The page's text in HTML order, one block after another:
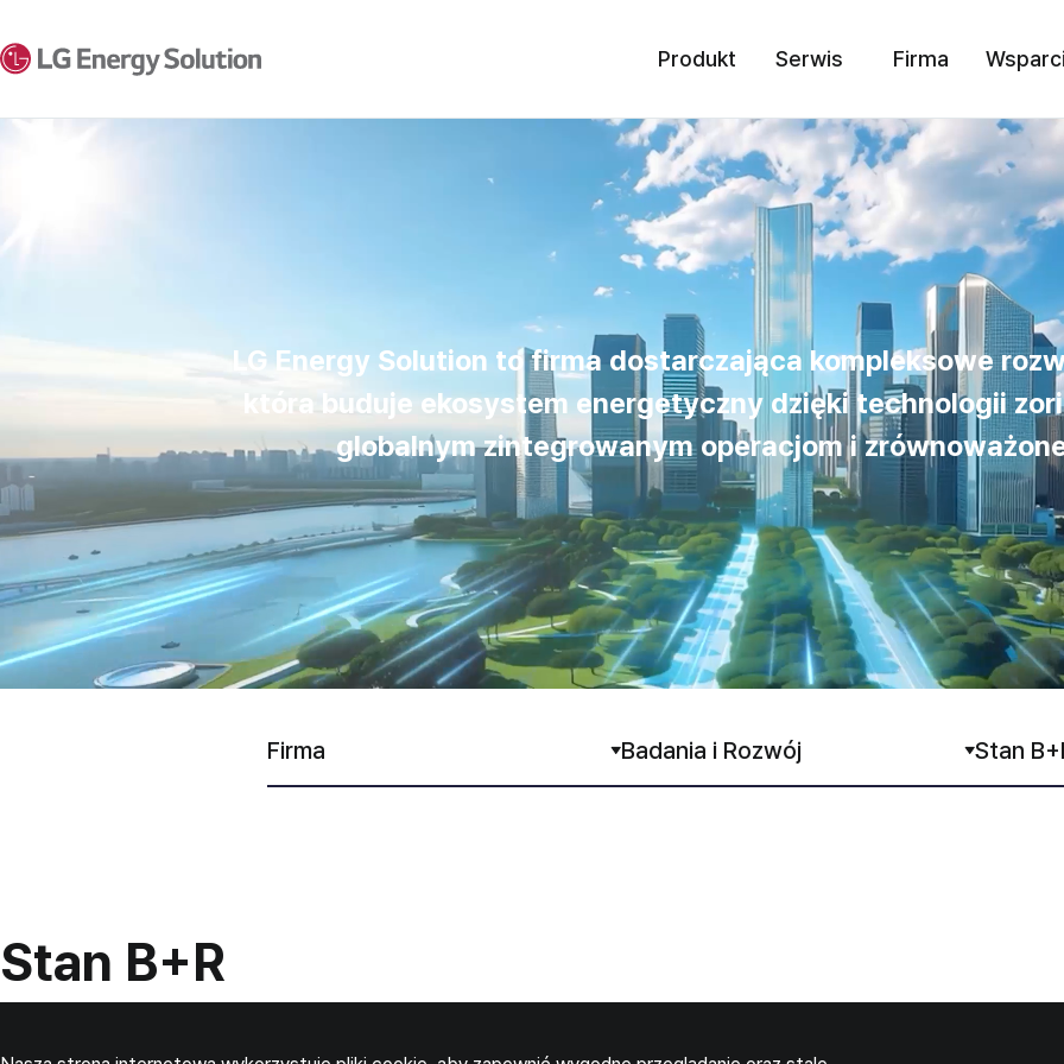
Produkt Serwis Firma
LG Energy Solution to firma dostarczająca kompleksowe
która buduje ekosystem energetyczny dzięki technologii
globalnym zintegrowanym operacjom i
Firma Badania i Rozwój Stan
Stan B+R